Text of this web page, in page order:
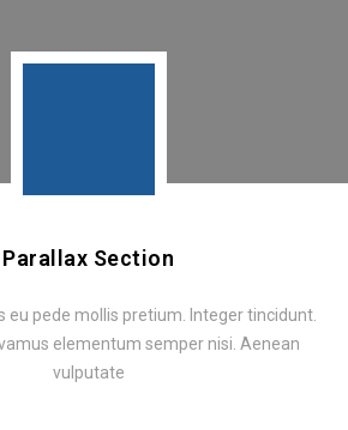
Parallax Section
eu pede mollis pretium. Integer tincidunt.
elementum semper nisi. Aenean
vulputate